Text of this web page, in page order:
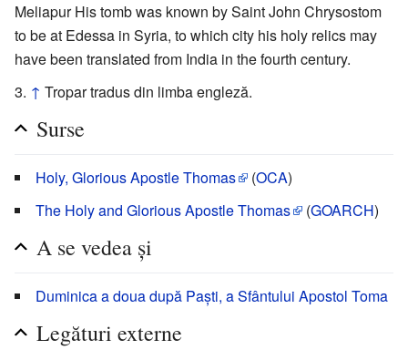
Meliapur His tomb was known by Saint John Chrysostom
to be at Edessa in Syria, to which city his holy relics may
have been translated from India in the fourth century.
↑ Tropar tradus din limba engleză.
Surse
Holy, Glorious Apostle Thomas (OCA)
The Holy and Glorious Apostle Thomas
(GOARCH)
A se vedea și
Duminica a doua după Paști, a Sfântului Apostol Toma
Legături externe